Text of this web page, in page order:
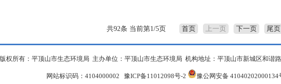
共92条 当前第1/5页 首页 上一页 下一页 尾页
版权所有：平顶山市生态环境局 主办单位：平顶山市生态环境局 机构地址：平顶山市新城区和谐
网站标识码：4104000002 豫ICP备11012098号-2 豫公网安备 41040202000134